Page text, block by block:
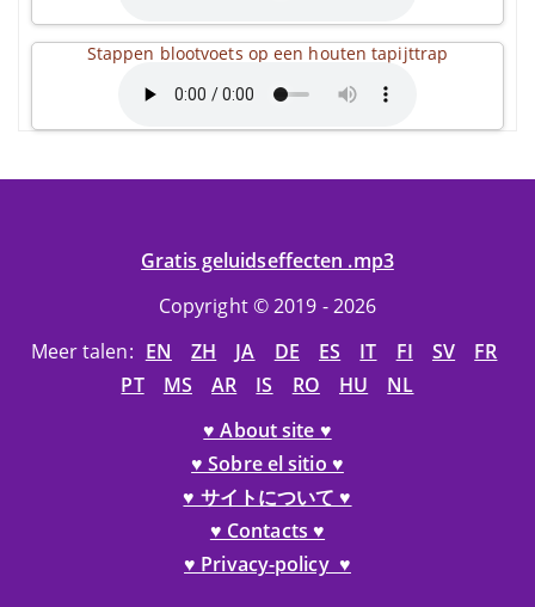
Stappen blootvoets op een houten tapijttrap
Gratis geluidseffecten .mp3
Copyright © 2019 - 2026
Meer talen: EN ZH JA DE ES IT FI SV
FR
PT
MS AR IS RO HU
NL
♥ About site ♥
♥ Sobre el sitio ♥
♥ サイトについて ♥
♥ Contacts ♥
♥ Privacy-policy ♥